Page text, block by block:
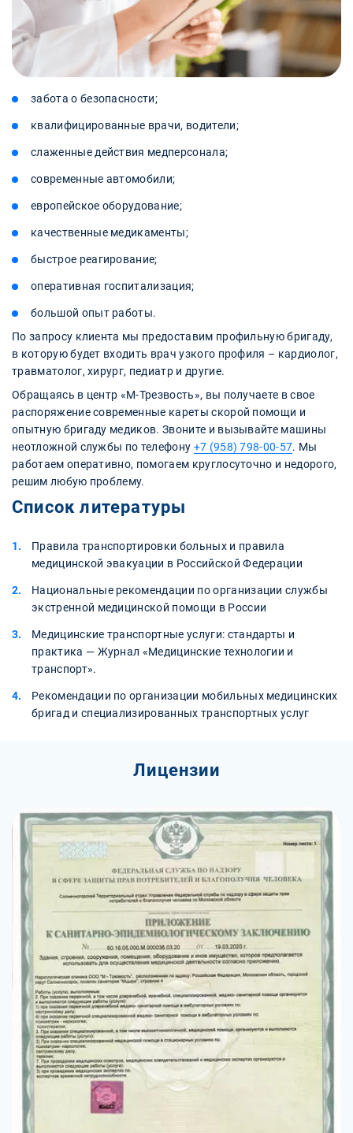
забота о безопасности;
квалифицированные врачи, водители;
слаженные действия медперсонала;
современные автомобили;
европейское оборудование;
качественные медикаменты;
быстрое реагирование;
оперативная госпитализация;
большой опыт работы.
По запросу клиента мы предоставим профильную бригаду,
в которую будет входить врач узкого профиля – кардиолог,
травматолог, хирург, педиатр и другие.
Обращаясь в центр «М-Трезвость», вы получаете в свое
распоряжение современные кареты скорой помощи и
опытную бригаду медиков. Звоните и вызывайте машины
неотложной службы по телефону +7 (958) 798-00-57. Мы
работаем оперативно, помогаем круглосуточно и недорого,
решим любую проблему.
Список литературы
Правила транспортировки больных и правила
медицинской эвакуации в Российской Федерации
Национальные рекомендации по организации службы
экстренной медицинской помощи в России
Медицинские транспортные услуги: стандарты и
практика — Журнал «Медицинские технологии и
транспорт».
Рекомендации по организации мобильных медицинских
бригад и специализированных транспортных услуг
Лицензии